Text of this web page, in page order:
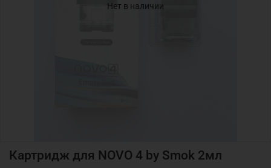
Нет в наличии
Картридж для NOVO 4 by Smok 2мл